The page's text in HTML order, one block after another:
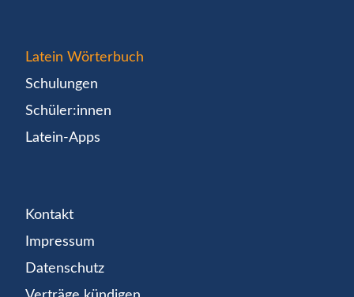
Latein Wörterbuch
Schulungen
Schüler:innen
Latein-Apps
Kontakt
Impressum
Datenschutz